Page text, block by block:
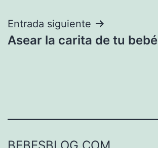
Entrada siguiente
Asear la carita de tu bebé
BEBESBLOG.COM